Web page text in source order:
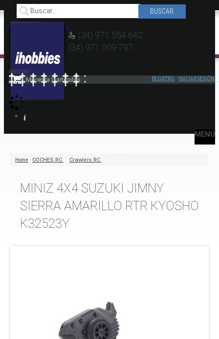
(34) 971 554 642 -
(34) 971 909 797
INVITADO
REGISTRO
INICIAR SESIÓN
Mi cesta 0artículos
MENÚ
Home COCHES RC Crawlers RC
MINIZ 4X4 SUZUKI JIMNY
SIERRA AMARILLO RTR KYOSHO
K32523Y